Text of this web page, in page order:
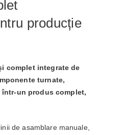
producție
complet integrate de
turnate,
un produs complet,
de asamblare manuale,